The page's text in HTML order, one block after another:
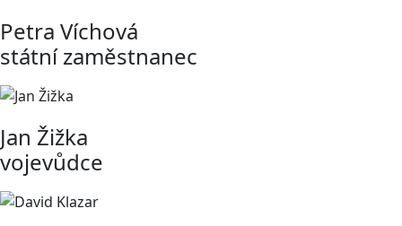
Petra Víchová
státní zaměstnanec
Jan Žižka
vojevůdce